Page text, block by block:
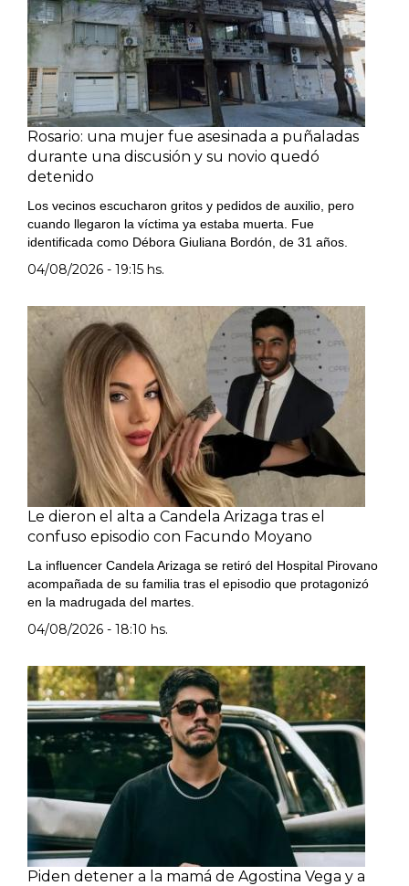
Rosario: una mujer fue asesinada a puñaladas
durante una discusión y su novio quedó
detenido
Los vecinos escucharon gritos y pedidos de auxilio, pero
cuando llegaron la víctima ya estaba muerta. Fue
identificada como Débora Giuliana Bordón, de 31 años.
04/08/2026 - 19:15 hs.
Le dieron el alta a Candela Arizaga tras el
confuso episodio con Facundo Moyano
La influencer Candela Arizaga se retiró del Hospital Pirovano
acompañada de su familia tras el episodio que protagonizó
en la madrugada del martes.
04/08/2026 - 18:10 hs.
Piden detener a la mamá de Agostina Vega y a